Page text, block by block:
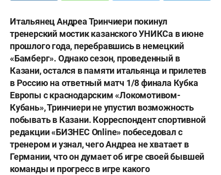
Итальянец Андреа Тринчиери покинул
тренерский мостик казанского УНИКСа в июне
прошлого года, перебравшись в немецкий
«Бамберг». Однако сезон, проведенный в
Казани, остался в памяти итальянца и прилетев
в Россию на ответный матч 1/8 финала Кубка
Европы с краснодарским «Локомотивом-
Кубань», Тринчиери не упустил возможность
побывать в Казани. Корреспондент спортивной
редакции «БИЗНЕС Оnline» побеседовал с
тренером и узнал, чего Андреа не хватает в
Германии, что он думает об игре своей бывшей
команды и прогресс в игре какого